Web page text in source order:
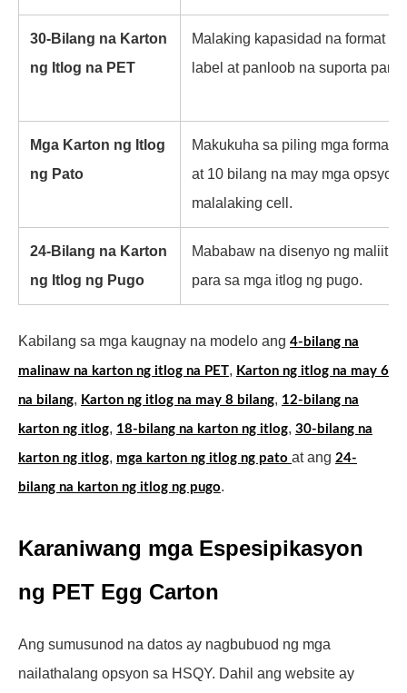
30-Bilang na Karton
ng Itlog na PET
Malaking kapasidad na format
label at panloob na suporta para
Mga Karton ng Itlog
ng Pato
Makukuha sa piling mga format
at 10 bilang na may mga opsyon
malalaking cell.
24-Bilang na Karton
ng Itlog ng Pugo
Mababaw na disenyo ng maliit
para sa mga itlog ng pugo.
Kabilang sa mga kaugnay na modelo ang 4-bilang na
malinaw na karton ng itlog na PET, Karton ng itlog na may 6
na bilang, Karton ng itlog na may 8 bilang, 12-bilang na
karton ng itlog, 18-bilang na karton ng itlog, 30-bilang na
karton ng itlog, mga karton ng itlog ng pato at ang 24-
bilang na karton ng itlog ng pugo.
Karaniwang mga Espesipikasyon
ng PET Egg Carton
Ang sumusunod na datos ay nagbubuod ng mga
nailathalang opsyon sa HSQY. Dahil ang website ay